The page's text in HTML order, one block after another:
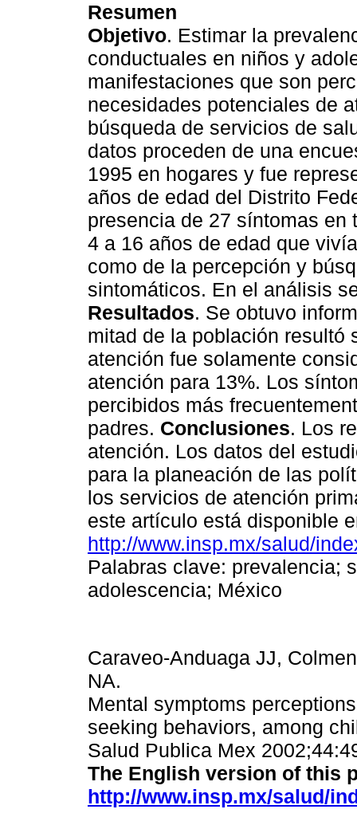
Resumen
Objetivo. Estimar la
conductuales en niños y
manifestaciones que son
necesidades potenciales de
búsqueda de servicios de
datos proceden de una
1995 en hogares y fue
años de edad del Distrito
presencia de 27 síntomas en
4 a 16 años de edad que
como de la percepción y
sintomáticos. En el análisis
Resultados. Se obtuvo
mitad de la población resultó
atención fue solamente
atención para 13%. Los
percibidos más
padres. Conclusiones. Los
atención. Los datos del
para la planeación de las
los servicios de atención
este artículo está disponible
http://www.insp.mx/salud/
Palabras clave: prevalencia;
adolescencia; México
Caraveo-Anduaga JJ,
NA.
Mental symptoms
seeking behaviors, among
Salud Publica Mex
The English version of this
http://www.insp.mx/salud/